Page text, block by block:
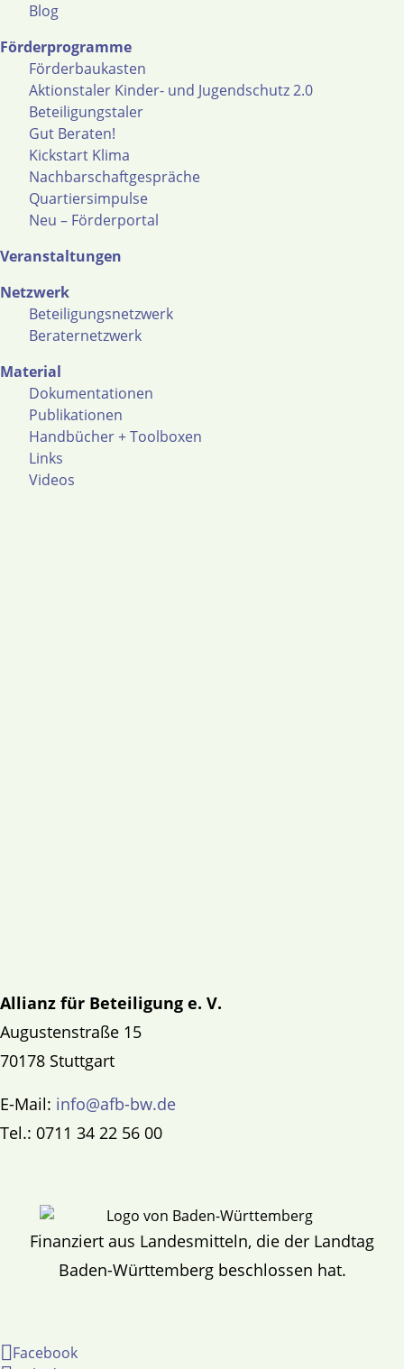
Blog
Förderprogramme
Förderbaukasten
Aktionstaler Kinder- und Jugendschutz 2.0
Beteiligungstaler
Gut Beraten!
Kickstart Klima
Nachbarschaftgespräche
Quartiersimpulse
Neu – Förderportal
Veranstaltungen
Netzwerk
Beteiligungsnetzwerk
Beraternetzwerk
Material
Dokumentationen
Publikationen
Handbücher + Toolboxen
Links
Videos
Allianz für Beteiligung e. V.
Augustenstraße 15
70178 Stuttgart
E-Mail: info@afb-bw.de
Tel.: 0711 34 22 56 00
Finanziert aus Landesmitteln, die der Landtag
Baden-Württemberg beschlossen hat.
Facebook